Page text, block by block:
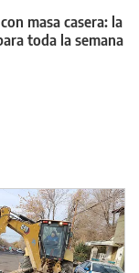
masa casera: la
toda la semana